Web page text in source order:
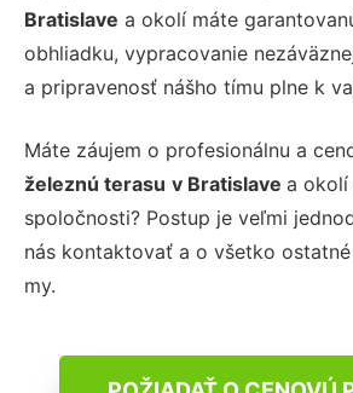
Bratislave a okolí máte
obhliadku, vypracovanie
a pripravenosť nášho tímu plne k
Máte záujem o profesionálnu a
železnú terasu v Bratislave a okolí
spoločnosti? Postup je veľmi
nás kontaktovať a o všetko
my.